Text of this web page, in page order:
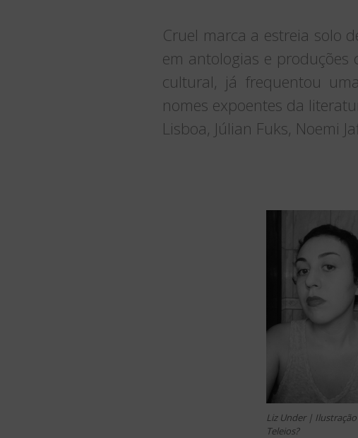
Cruel marca a estreia solo
em antologias e produções
cultural, já frequentou
nomes expoentes da
Lisboa, Júlian Fuks, Noemi
Liz Under |
Teleios?